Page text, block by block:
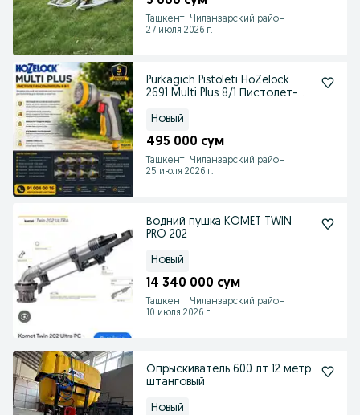
Ташкент, Чиланзарский район
27 июля 2026 г.
Purkagich Pistoleti HoZelock
2691 Multi Plus 8/1 Пистолет-
Новый
495 000 сум
Ташкент, Чиланзарский район
25 июля 2026 г.
Водний пушка KOMET TWIN
PRO 202
Новый
14 340 000 сум
Ташкент, Чиланзарский район
10 июля 2026 г.
Опрыскиватель 600 лт 12 метр
штанговый
Новый